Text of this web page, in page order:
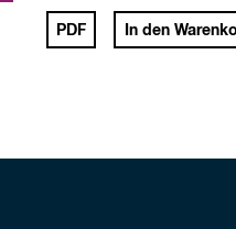
PDF In den